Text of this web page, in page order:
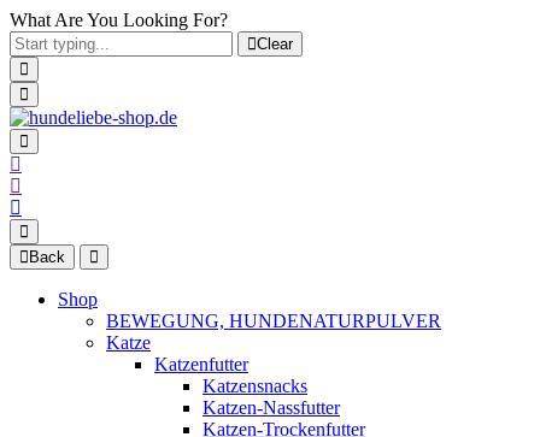
What Are You Looking For?
Clear
Back
Shop
BEWEGUNG, HUNDENATURPULVER
Katze
Katzenfutter
Katzensnacks
Katzen-Nassfutter
Katzen-Trockenfutter